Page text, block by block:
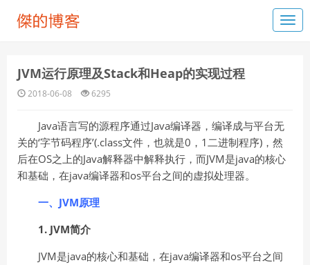
JVM运行原理及Stack和Heap的实现过程
2018-06-08 6295
Java语言写的源程序通过Java编译器，编译成与平台无
关的‘字节码程序’(.class文件，也就是0，1二进制程序)，然
后在OS之上的Java解释器中解释执行，而JVM是java的核心
和基础，在java编译器和os平台之间的虚拟处理器。
一、JVM原理
1. JVM简介
JVM是java的核心和基础，在java编译器和os平台之间